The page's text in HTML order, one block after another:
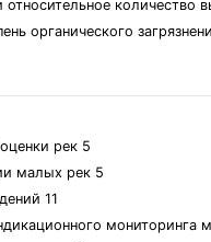
количество
органического
рек 5
малых рек 5
11
мониторинга